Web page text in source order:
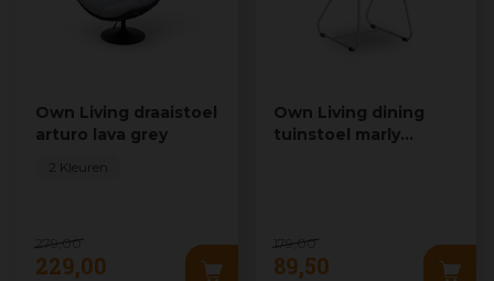
Own Living draaistoel
arturo lava grey
279 ,00
229,00
2 Kleuren
Own Living dining
tuinstoel marly
179 ,00
89,50